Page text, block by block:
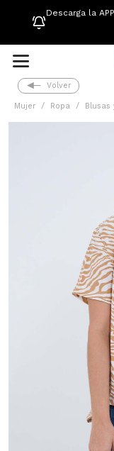
Descarga la
Volver
Mujer Ropa Blusas